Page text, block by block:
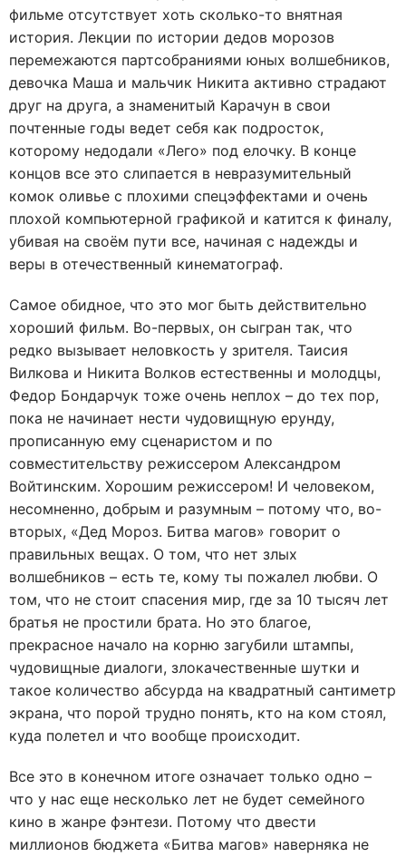
фильме отсутствует хоть сколько-то внятная
история. Лекции по истории дедов морозов
перемежаются партсобраниями юных волшебников,
девочка Маша и мальчик Никита активно страдают
друг на друга, а знаменитый Карачун в свои
почтенные годы ведет себя как подросток,
которому недодали «Лего» под елочку. В конце
концов все это слипается в невразумительный
комок оливье с плохими спецэффектами и очень
плохой компьютерной графикой и катится к финалу,
убивая на своём пути все, начиная с надежды и
веры в отечественный кинематограф.
Самое обидное, что это мог быть действительно
хороший фильм. Во-первых, он сыгран так, что
редко вызывает неловкость у зрителя. Таисия
Вилкова и Никита Волков естественны и молодцы,
Федор Бондарчук тоже очень неплох – до тех пор,
пока не начинает нести чудовищную ерунду,
прописанную ему сценаристом и по
совместительству режиссером Александром
Войтинским. Хорошим режиссером! И человеком,
несомненно, добрым и разумным – потому что, во-
вторых, «Дед Мороз. Битва магов» говорит о
правильных вещах. О том, что нет злых
волшебников – есть те, кому ты пожалел любви. О
том, что не стоит спасения мир, где за 10 тысяч лет
братья не простили брата. Но это благое,
прекрасное начало на корню загубили штампы,
чудовищные диалоги, злокачественные шутки и
такое количество абсурда на квадратный сантиметр
экрана, что порой трудно понять, кто на ком стоял,
куда полетел и что вообще происходит.
Все это в конечном итоге означает только одно –
что у нас еще несколько лет не будет семейного
кино в жанре фэнтези. Потому что двести
миллионов бюджета «Битва магов» наверняка не